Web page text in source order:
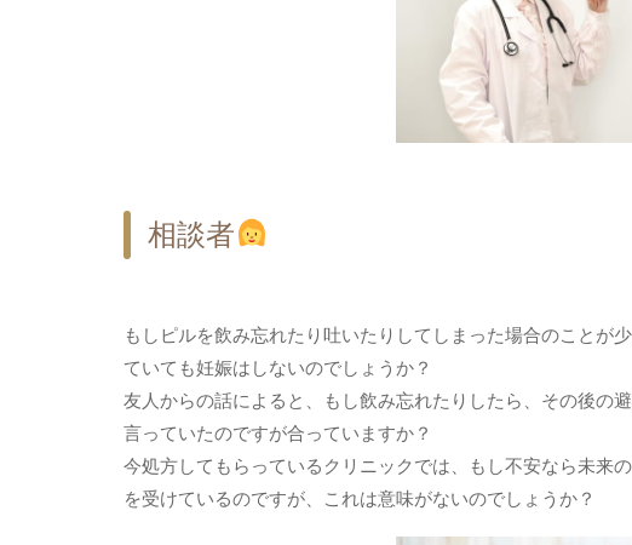
相談者
もしピルを飲み忘れたり吐いたりしてしまった場合のことが
ていても妊娠はしないのでしょうか？
友人からの話によると、もし飲み忘れたりしたら、その後の
言っていたのですが合っていますか？
今処方してもらっているクリニックでは、もし不安なら未来
を受けているのですが、これは意味がないのでしょうか？